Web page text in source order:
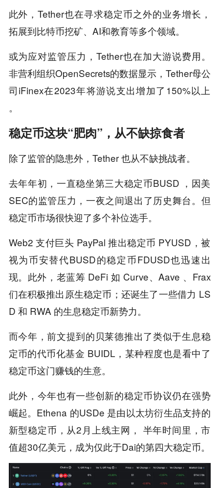
此外，Tether也在寻求稳定币之外的业务增长，
拓展到比特币挖矿、AI和教育等多个领域。
或为应对监管压力，Tether也在加大游说费用。
非营利组织OpenSecrets的数据显示，Tether母公
司iFinex在2023年将游说支出增加了150%以上
。
稳定币这块“肥肉”，从不缺掠食者
除了监管的隐患外，Tether 也从不缺挑战者。
去年年初，一直稳坐第三大稳定币BUSD ，因美
SEC的监管压力，一夜之间退出了历史舞台。但
稳定币市场很快迎了多个补位选手。
Web2 支付巨头 PayPal 推出稳定币 PYUSD，被
视为币安替代BUSD的稳定币FDUSD也迅速出
现。此外，老蓝筹 DeFi 如 Curve、Aave 、Frax
们在积极推出原生稳定币；还诞生了一些借力 LS
D 和 RWA 的生息稳定币新势力。
而今年，前文提到的贝莱德推出了类似于生息稳
定币的代币化基金 BUIDL，某种程度也是看中了
稳定币这门赚钱的生意。
此外，今年也有一些创新的稳定币协议仍在强势
崛起。Ethena 的USDe 是由以太坊衍生品支持的
新型稳定币，从2月上线主网， 半年时间里，市
值超30亿美元，成为仅此于Dai的第四大稳定币。